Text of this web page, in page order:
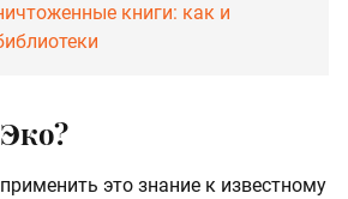
книги: как и
это знание к известному